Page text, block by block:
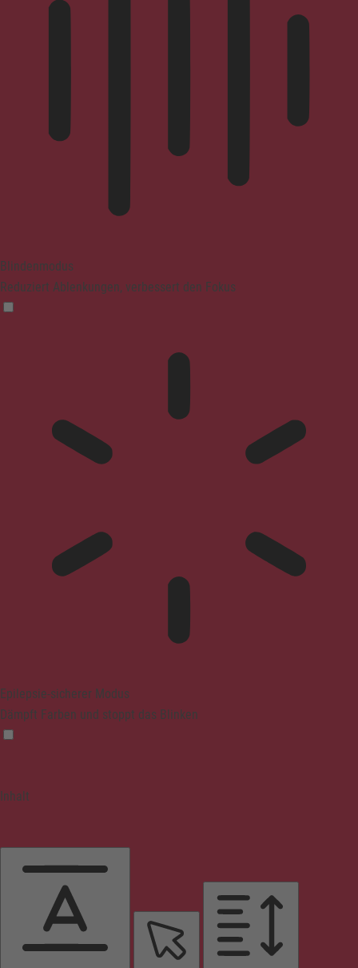
Blindenmodus
Reduziert Ablenkungen, verbessert den Fokus
Epilepsie-sicherer Modus
Dämpft Farben und stoppt das Blinken
Inhalt